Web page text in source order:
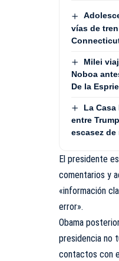
vías de
Milei
Noboa
De la
La
entre
escasez
El presidente
comentarios y
«información
error».
Obama
presidencia no
contactos con